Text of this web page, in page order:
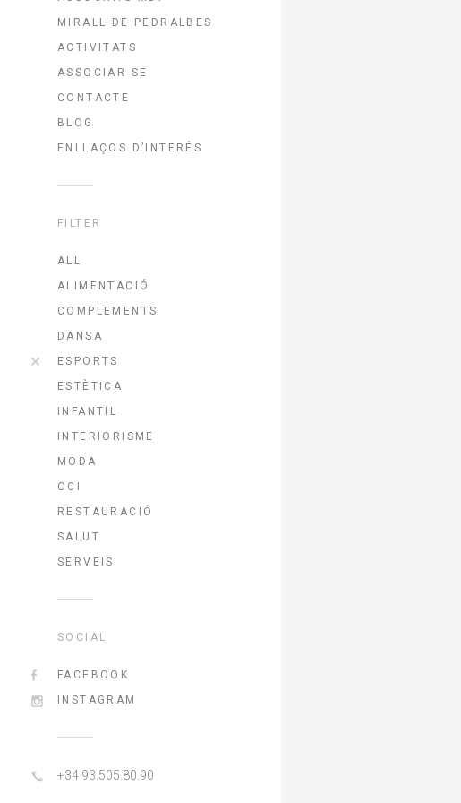
MIRALL DE PEDRALBES
ACTIVITATS
ASSOCIAR-SE
CONTACTE
BLOG
ENLLAÇOS D’INTERÉS
FILTER
ALL
ALIMENTACIÓ
COMPLEMENTS
DANSA
ESPORTS
ESTÈTICA
INFANTIL
INTERIORISME
MODA
OCI
RESTAURACIÓ
SALUT
SERVEIS
SOCIAL
FACEBOOK
INSTAGRAM
+34 93.505.80.90